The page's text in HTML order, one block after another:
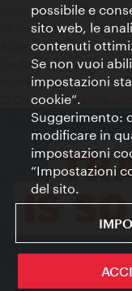
Dichiarazione sulla
Terms of Use
Accessibilità
Contatto stampa
Impostazioni cookie
© Copyright
possibile e
sito web, le
contenuti
Se non vuoi
impostazioni
cookie”.
Suggerimento:
modificare in
impostazioni
“Impostazioni
del sito.